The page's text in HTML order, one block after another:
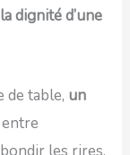
dignité d’une
de table, un